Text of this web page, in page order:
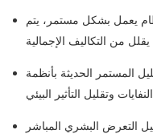
يعمل بشكل مستمر، يتم
المستمر الحديثة بأنظمة
التعرض البشري المباشر